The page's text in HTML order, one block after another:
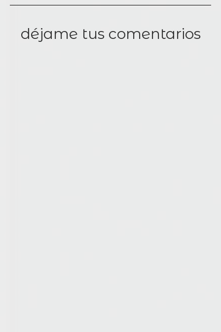
déjame tus comentarios